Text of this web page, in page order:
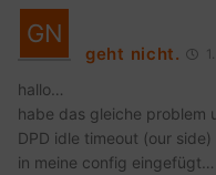
geht nicht.
hallo…
habe das gleiche problem
DPD idle timeout (our side)
in meine config eingefügt…